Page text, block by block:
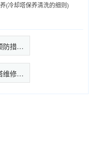
(冷却塔保养清洗的细则)
冷却塔受污染的原因及预防措施(…
哪些问题需要进行冷却塔维修,冷